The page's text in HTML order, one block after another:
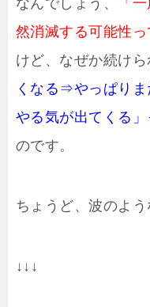
なんでしょう、
「
然消滅する可能性っ
けど、なぜか続けら
くなる⇒やっぱり
やる気が出てくる
のです。
ちょうど、波のよう
↓↓↓